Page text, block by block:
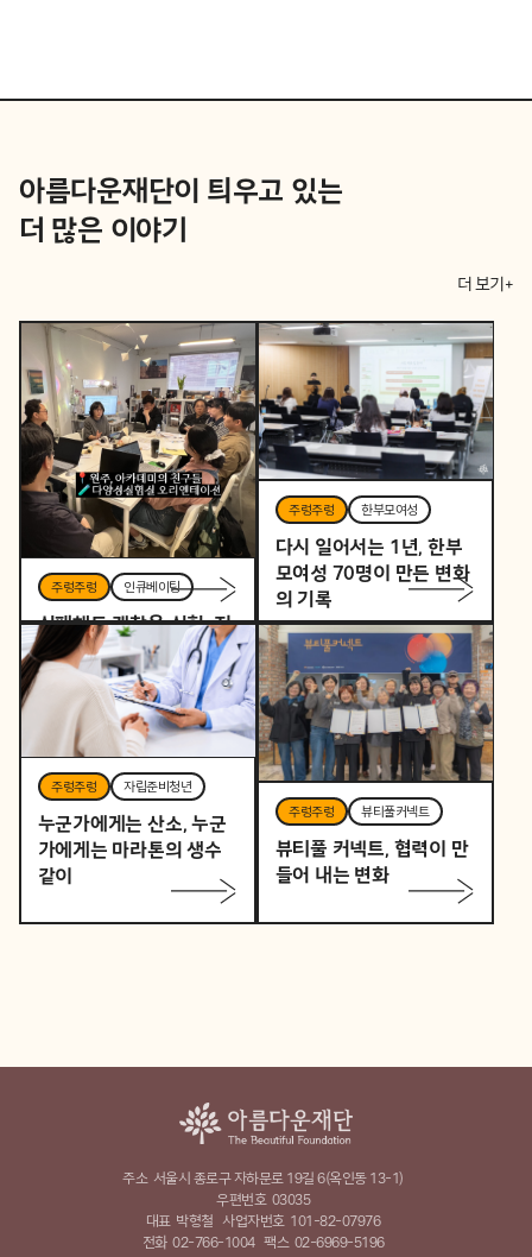
아름다운재단이 틔우고 있는
더 많은 이야기
더 보기+
주렁주렁 인큐베이팅
실패해도 괜찮은 실험, 지
역을 바꾸는 작은 시작
주렁주렁 한부모여성
다시 일어서는 1년, 한부
모여성 70명이 만든 변화
의 기록
주렁주렁 자립준비청년
누군가에게는 산소, 누군
가에게는 마라톤의 생수
같이
주렁주렁 뷰티풀커넥트
뷰티풀 커넥트, 협력이 만
들어 내는 변화
주소 서울시 종로구 자하문로 19길 6(옥인동 13-1)
우편번호 03035
대표 박형철 사업자번호 101-82-07976
전화 02-766-1004 팩스 02-6969-5196